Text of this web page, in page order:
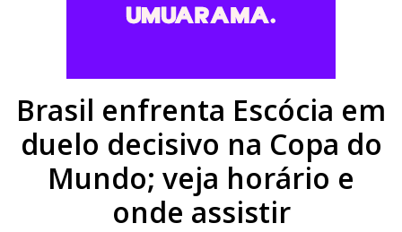
Brasil enfrenta Escócia em
duelo decisivo na Copa do
Mundo; veja horário e
onde assistir